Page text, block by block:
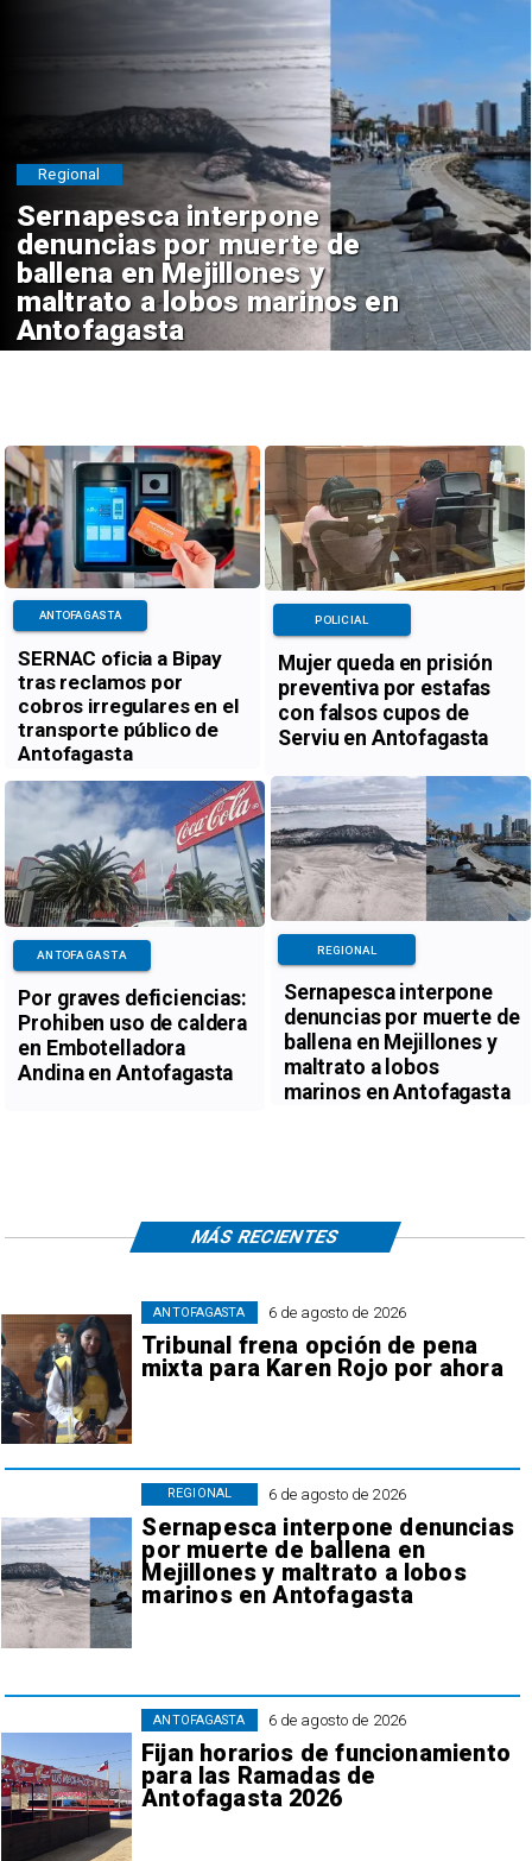
Sernapesca interpone
denuncias por muerte de
ballena en Mejillones y
maltrato a lobos marinos en
Antofagasta
Regional
SERNAC oficia a Bipay
tras reclamos por
cobros irregulares en el
transporte público de
Antofagasta
ANTOFAGASTA
Mujer queda en prisión
preventiva por estafas
con falsos cupos de
Serviu en Antofagasta
POLICIAL
Por graves deficiencias:
Prohiben uso de caldera
en Embotelladora
Andina en Antofagasta
ANTOFAGASTA
Sernapesca interpone
denuncias por muerte de
ballena en Mejillones y
maltrato a lobos
marinos en Antofagasta
REGIONAL
6 de agosto de 2026
Tribunal frena opción de pena
mixta para Karen Rojo por ahora
ANTOFAGASTA
6 de agosto de 2026
Sernapesca interpone denuncias
por muerte de ballena en
Mejillones y maltrato a lobos
marinos en Antofagasta
REGIONAL
6 de agosto de 2026
Fijan horarios de funcionamiento
para las Ramadas de
Antofagasta 2026
ANTOFAGASTA
MÁS RECIENTES